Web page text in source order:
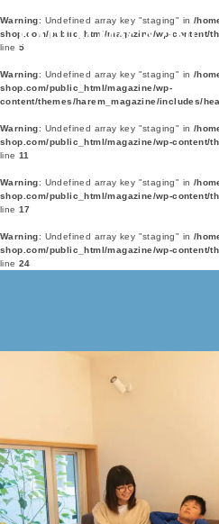
Warning: Undefined array key "staging" in /
shop.com/public_html/magazine/wp-content/
line 5
Warning: Undefined array key "staging" in /
shop.com/public_html/magazine/wp-
content/themes/harem_magazine/includes/
Warning: Undefined array key "staging" in /
shop.com/public_html/magazine/wp-content/
line 11
Warning: Undefined array key "staging" in /
shop.com/public_html/magazine/wp-content/
line 17
Warning: Undefined array key "staging" in /
shop.com/public_html/magazine/wp-content/
line 24